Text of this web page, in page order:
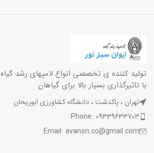
تولید کننده ی تخصصی انواع لامپهای رشد گیاه
با تاثیرگذاری بسیار بالا برای گیاهان
تهران ، پاکدشت ، دانشگاه کشاورزی ابوریحان
Phone: 09339633703
Email: avansn.co@gmail.com